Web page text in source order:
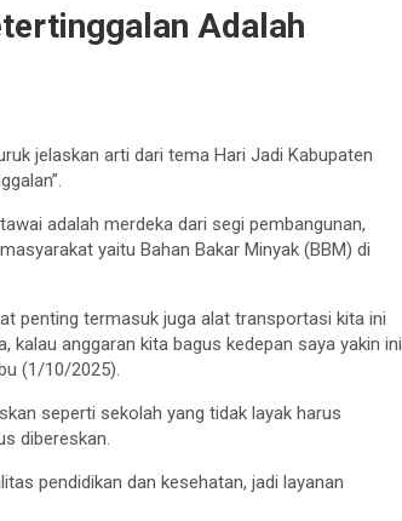
Adalah
jelaskan arti dari tema Hari Jadi Kabupaten
adalah merdeka dari segi pembangunan,
yaitu Bahan Bakar Minyak (BBM) di
penting termasuk juga alat transportasi kita ini
kalau anggaran kita bagus kedepan saya yakin ini
(1/10/2025).
seperti sekolah yang tidak layak harus
dibereskan.
pendidikan dan kesehatan, jadi layanan